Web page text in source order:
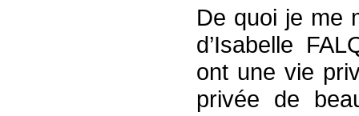
De quoi je me
d’Isabelle
ont une vie
privée de